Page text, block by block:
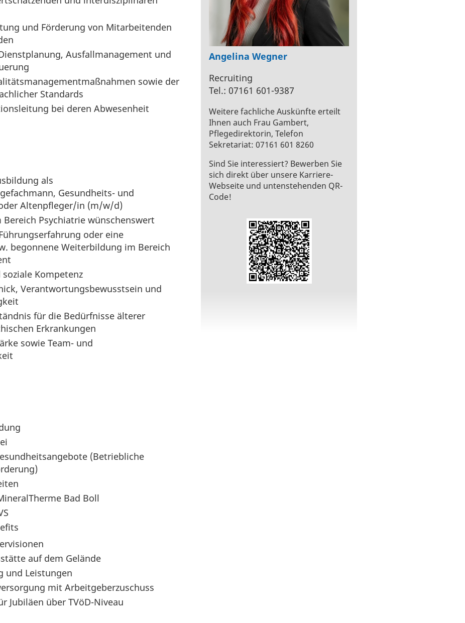
und Förderung von Mitarbeitenden
Ausfallmanagement und
sowie der
Standards
bei deren Abwesenheit
als
Gesundheits- und
Altenpfleger/in (m/w/d)
Psychiatrie wünschenswert
oder eine
begonnene Weiterbildung im Bereich
Kompetenz
Verantwortungsbewusstsein und
für die Bedürfnisse älterer
Erkrankungen
sowie Team- und
(Betriebliche
Bad Boll
auf dem Gelände
und Leistungen
mit Arbeitgeberzuschuss
Jubiläen über TVöD-Niveau
Angelina Wegner
Recruiting
Tel.: 07161 601-9387
Weitere fachliche Auskünfte erteilt
Ihnen auch Frau Gambert,
Pflegedirektorin, Telefon
Sekretariat: 07161 601 8260
Sind Sie interessiert? Bewerben Sie
sich direkt über unsere Karriere-
Webseite und untenstehenden QR-
Code!